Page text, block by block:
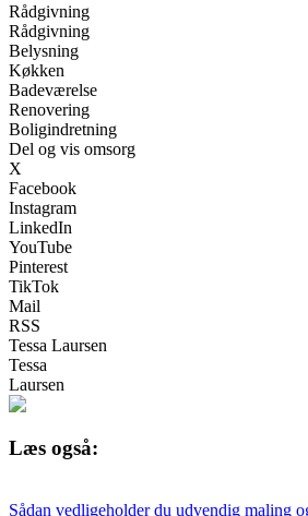
Rådgivning
Rådgivning
Belysning
Køkken
Badeværelse
Renovering
Boligindretning
Del og vis omsorg
X
Facebook
Instagram
LinkedIn
YouTube
Pinterest
TikTok
Mail
RSS
Tessa Laursen
Tessa
Laursen
Læs også:
Sådan vedligeholder du udvendig maling